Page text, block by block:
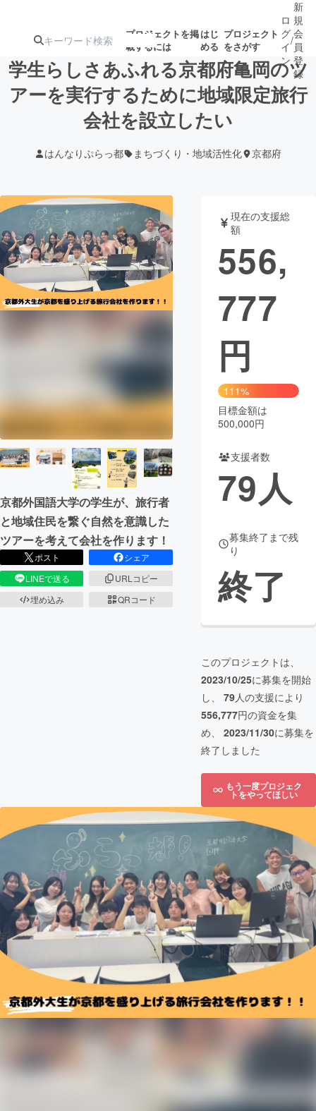
プロジェクトを掲
載するには
はじ
める
プロジェクト
をさがす
注目のリ 注目の新着プロ
ジェクト
募集終了が近いプ
テクノロジー・ガジェット
映像・映画 書籍・雑誌
ビジネス・起業 チャレンジ
CAMPFIRE for Social Good CAMPFIRE Creation
CAMPFIREふるさと納税machi-ya コミュニティ
ロ
グ
イ
ン
/
新
規
会
員
登
録
学生らしさあふれる京都府亀岡のツ
アーを実行するために地域限定旅行
会社を設立したい
はんなりぷらっ都 まちづくり・地域活性化 京都府
京都外国語大学の学生が、旅行者
と地域住民を繋ぐ自然を意識した
ツアーを考えて会社を作ります！
ポスト
シェア
LINEで送る
URLコピー
埋め込み
QRコード
現在の支援総
額
556,
777
円
111%
目標金額は
500,000円
支援者数
79人
募集終了まで残
り
終了
このプロジェクトは、
2023/10/25に募集を開始
し、 79人の支援により
556,777円の資金を集
め、 2023/11/30に募集を
終了しました
もう一度プロジェク
トをやってほしい